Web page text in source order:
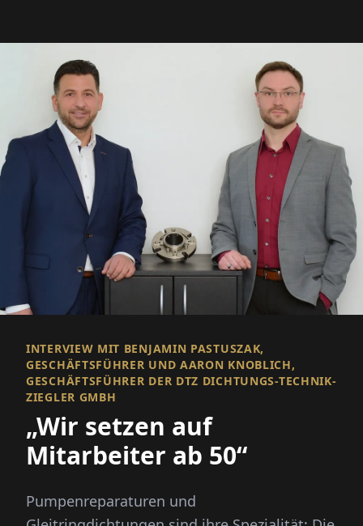
INTERVIEW MIT BENJAMIN PASTUSZAK,
GESCHÄFTSFÜHRER UND AARON KNOBLICH,
GESCHÄFTSFÜHRER DER DTZ DICHTUNGS-TECHNIK-
ZIEGLER GMBH
„Wir setzen auf
Mitarbeiter ab 50“
Pumpenreparaturen und